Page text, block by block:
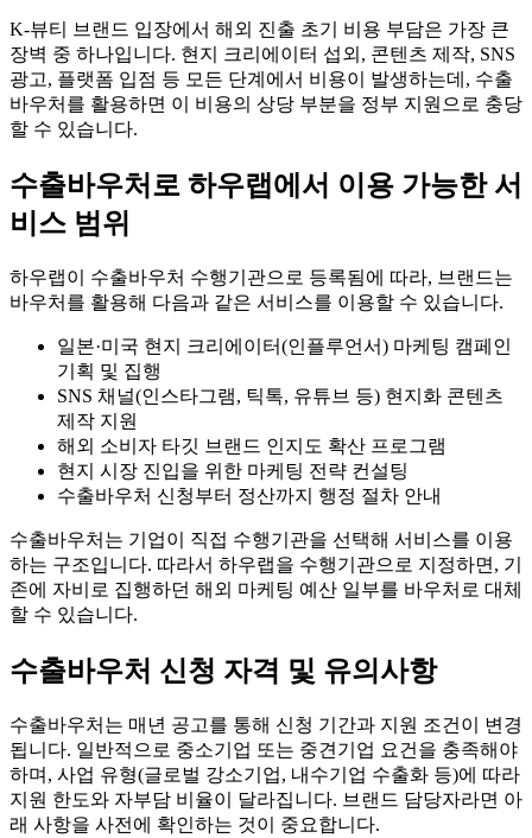
K-뷰티 브랜드 입장에서 해외 진출 초기 비용 부담은 가장 큰
장벽 중 하나입니다. 현지 크리에이터 섭외, 콘텐츠 제작, SNS
광고, 플랫폼 입점 등 모든 단계에서 비용이 발생하는데, 수출
바우처를 활용하면 이 비용의 상당 부분을 정부 지원으로 충당
할 수 있습니다.
수출바우처로 하우랩에서 이용 가능한 서
비스 범위
하우랩이 수출바우처 수행기관으로 등록됨에 따라, 브랜드는
바우처를 활용해 다음과 같은 서비스를 이용할 수 있습니다.
일본·미국 현지 크리에이터(인플루언서) 마케팅 캠페인
기획 및 집행
SNS 채널(인스타그램, 틱톡, 유튜브 등) 현지화 콘텐츠
제작 지원
해외 소비자 타깃 브랜드 인지도 확산 프로그램
현지 시장 진입을 위한 마케팅 전략 컨설팅
수출바우처 신청부터 정산까지 행정 절차 안내
수출바우처는 기업이 직접 수행기관을 선택해 서비스를 이용
하는 구조입니다. 따라서 하우랩을 수행기관으로 지정하면, 기
존에 자비로 집행하던 해외 마케팅 예산 일부를 바우처로 대체
할 수 있습니다.
수출바우처 신청 자격 및 유의사항
수출바우처는 매년 공고를 통해 신청 기간과 지원 조건이 변경
됩니다. 일반적으로 중소기업 또는 중견기업 요건을 충족해야
하며, 사업 유형(글로벌 강소기업, 내수기업 수출화 등)에 따라
지원 한도와 자부담 비율이 달라집니다. 브랜드 담당자라면 아
래 사항을 사전에 확인하는 것이 중요합니다.